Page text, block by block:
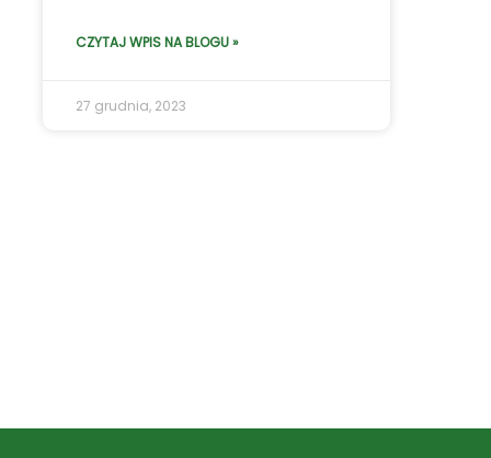
CZYTAJ WPIS NA BLOGU »
27 grudnia, 2023